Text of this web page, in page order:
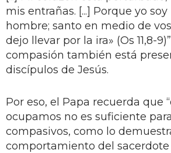
mis entrañas. [...] Porque yo soy
hombre; santo en medio de
dejo llevar por la ira» (Os 11,8-
compasión también está
discípulos de Jesús.
Por eso, el Papa recuerda que
ocupamos no es suficiente
compasivos, como lo
comportamiento del sacerdote